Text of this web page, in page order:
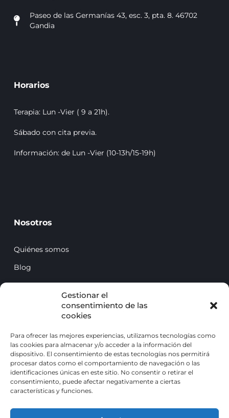
Gestionar el
consentimiento de las
cookies
Para ofrecer las mejores experiencias, utilizamos tecnologías como
las cookies para almacenar y/o acceder a la información del
dispositivo. El consentimiento de estas tecnologías nos permitirá
procesar datos como el comportamiento de navegación o las
identificaciones únicas en este sitio. No consentir o retirar el
consentimiento, puede afectar negativamente a ciertas
características y funciones.
Paseo de las Germanías 43, esc. 3, pta. 8. 46702
Gandia
Horarios
Terapia: Lun -Vier ( 9 a 21h).
Sábado con cita previa.
Información: de Lun -Vier (10-13h/15-19h)
Nosotros
Quiénes somos
Blog
Contacto